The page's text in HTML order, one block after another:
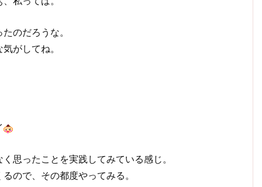
のだろうな。
がしてね。
思ったことを実践してみている感じ。
ので、その都度やってみる。